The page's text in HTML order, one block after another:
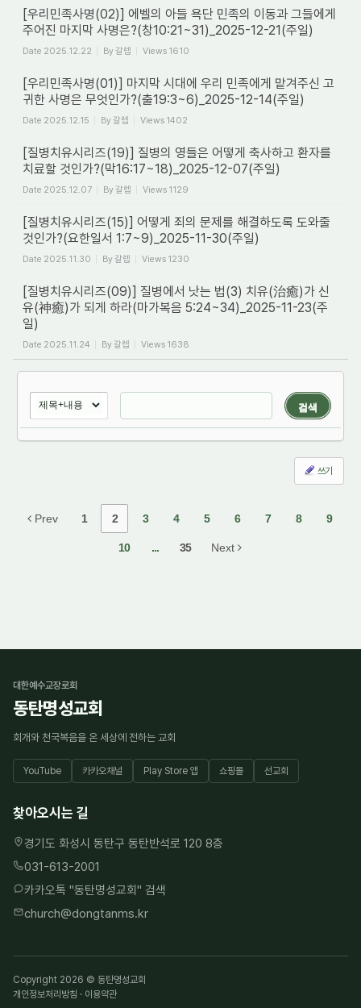
[우리민족사명(02)] 에벨의 아들 욕단 민족의 이동과 그들에게
주어진 마지막 사명은?(창10:21~31)_2025-12-21(주일)
Date 2025.12.22 By갈렙 Views 1610
[우리민족사명(01)] 마지막 시대에 우리 민족에게 맡겨주신 고
귀한 사명은 무엇인가?(출19:3~6)_2025-12-14(주일)
Date 2025.12.15 By갈렙 Views 1402
[질병치유시리즈(19)] 질병의 영들은 어떻게 축사하고 환자를
치료할 것인가?(막16:17~18)_2025-12-07(주일)
Date 2025.12.07 By갈렙 Views 1129
[질병치유시리즈(15)] 어떻게 죄의 문제를 해결하도록 도와줄
것인가?(요한일서 1:7~9)_2025-11-30(주일)
Date 2025.11.30 By갈렙 Views 1230
[질병치유시리즈(09)] 질병에서 낫는 법(3) 치유(治癒)가 신
유(神癒)가 되게 하라(마가복음 5:24~34)_2025-11-23(주
일)
Date 2025.11.24 By갈렙 Views 1638
검색
쓰기
Prev 1 2 3 4 5 6 7 8 9
10 ... 35 Next
대한예수교장로회
동탄명성교회
회개와 천국복음을 온 세상에 전하는 교회
YouTube 카카오채널 Play Store 앱 쇼핑몰 선교회
찾아오시는 길
경기도 화성시 동탄구 동탄반석로 120 8층
031-613-2001
카카오톡 "동탄명성교회" 검색
church@dongtanms.kr
Copyright 2026 © 동탄명성교회
개인정보처리방침 · 이용약관